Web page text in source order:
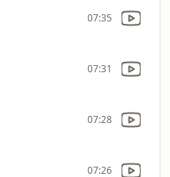
07:35
07:31
07:28
07:26